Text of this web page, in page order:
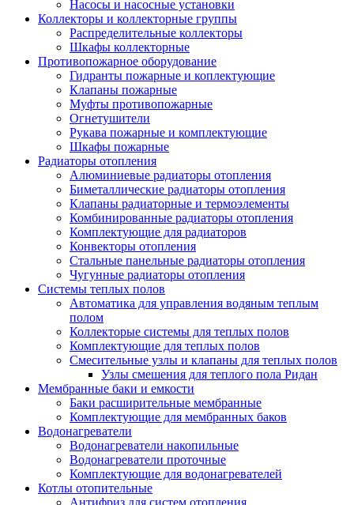
Насосы и насосные установки
Коллекторы и коллекторные группы
Распределительные коллекторы
Шкафы коллекторные
Противопожарное оборудование
Гидранты пожарные и коплектующие
Клапаны пожарные
Муфты противопожарные
Огнетушители
Рукава пожарные и комплектующие
Шкафы пожарные
Радиаторы отопления
Алюминиевые радиаторы отопления
Биметаллические радиаторы отопления
Клапаны радиаторные и термоэлементы
Комбинированные радиаторы отопления
Комплектующие для радиаторов
Конвекторы отопления
Стальные панельные радиаторы отопления
Чугунные радиаторы отопления
Системы теплых полов
Автоматика для управления водяным теплым
полом
Коллекторые системы для теплых полов
Комплектующие для теплых полов
Смесительные узлы и клапаны для теплых полов
Узлы смешения для теплого пола Ридан
Мембранные баки и емкости
Баки расширительные мембранные
Комплектующие для мембранных баков
Водонагреватели
Водонагреватели накопильные
Водонагреватели проточные
Комплектующие для водонагревателей
Котлы отопительные
Антифриз для систем отопления